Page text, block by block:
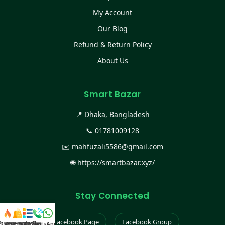
My Account
Our Blog
Refund & Return Policy
About Us
Smart Bazar
📍 Dhaka, Bangladesh
📞 01781009128
✉️ mahfuzali5586@gmail.com
🌐 https://smartbazar.xyz/
Stay Connected
Facebook Page Facebook Group